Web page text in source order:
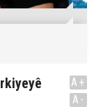
A+
A-